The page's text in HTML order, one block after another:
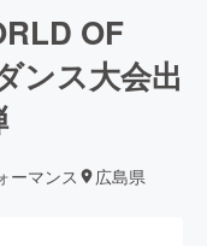
OF
ンス大会出
ーマンス 広島県